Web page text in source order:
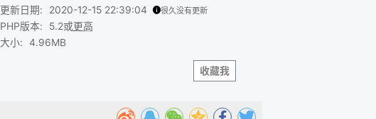
更新日期: 2020-12-15 22:39:04 很久没有更新
PHP版本: 5.2或更高
大小: 4.96MB
收藏我